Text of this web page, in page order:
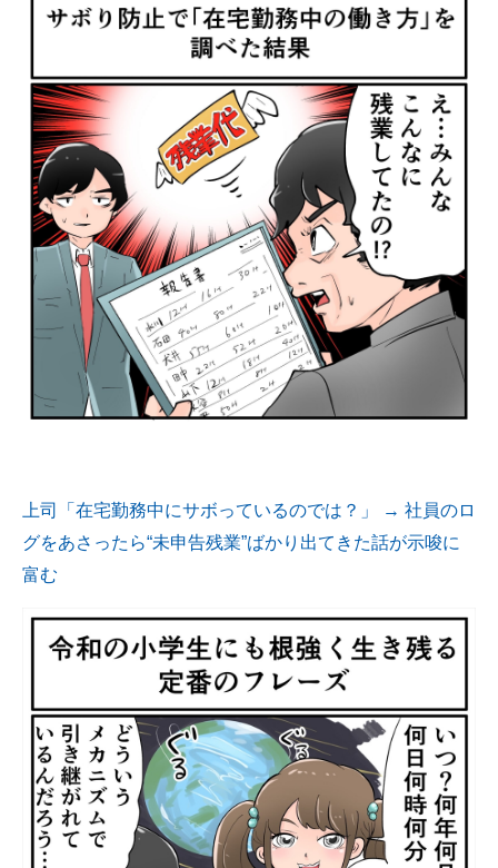
上司「在宅勤務中にサボっているのでは？」 → 社員のロ
グをあさったら“未申告残業”ばかり出てきた話が示唆に
富む